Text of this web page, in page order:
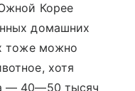
Корее
домашних
тоже можно
хотя
— 40—50 тысяч